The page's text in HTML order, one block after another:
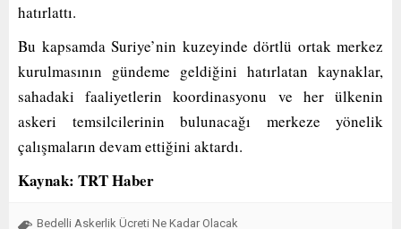
hatırlattı.
Bu kapsamda Suriye’nin kuzeyinde dörtlü ortak merkez
kurulmasının gündeme geldiğini hatırlatan kaynaklar,
sahadaki faaliyetlerin koordinasyonu ve her ülkenin
askeri temsilcilerinin bulunacağı merkeze yönelik
çalışmaların devam ettiğini aktardı.
Kaynak: TRT Haber
Bedelli Askerlik Ücreti Ne Kadar Olacak